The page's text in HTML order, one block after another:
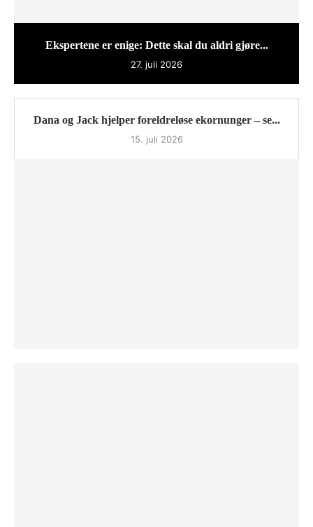
Ekspertene er enige: Dette skal du aldri gjøre...
27. juli 2026
Dana og Jack hjelper foreldreløse ekornunger – se...
15. juli 2026